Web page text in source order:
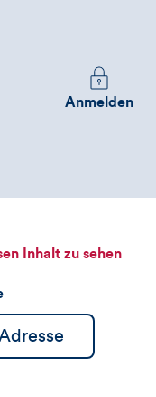
Melden
Sie
sehen
Anmelden
Inhalt zu sehen